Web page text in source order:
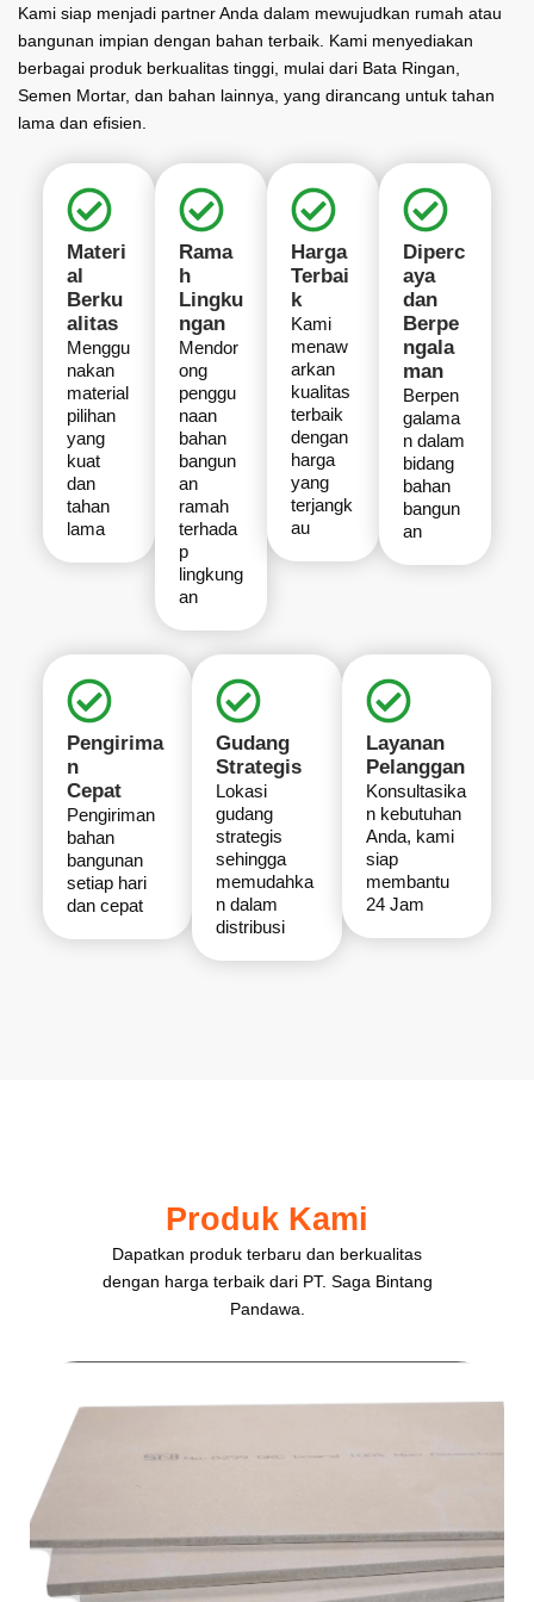
Kami siap menjadi partner Anda dalam mewujudkan rumah atau
bangunan impian dengan bahan terbaik. Kami menyediakan
berbagai produk berkualitas tinggi, mulai dari Bata Ringan,
Semen Mortar, dan bahan lainnya, yang dirancang untuk tahan
lama dan efisien.
Materi
al
Berku
alitas
Menggu
nakan
material
pilihan
yang
kuat
dan
tahan
lama
Rama
h
Lingku
ngan
Mendor
ong
penggu
naan
bahan
bangun
an
ramah
terhada
p
lingkung
an
Harga
Terbai
k
Kami
menaw
arkan
kualitas
terbaik
dengan
harga
yang
terjangk
au
Diperc
aya
dan
Berpe
ngala
man
Berpen
galama
n dalam
bidang
bahan
bangun
an
Pengirima
n
Cepat
Pengiriman
bahan
bangunan
setiap hari
dan cepat
Gudang
Strategis
Lokasi
gudang
strategis
sehingga
memudahka
n dalam
distribusi
Layanan
Pelanggan
Konsultasika
n kebutuhan
Anda, kami
siap
membantu
24 Jam
Produk Kami
Dapatkan produk terbaru dan berkualitas
dengan harga terbaik dari PT. Saga Bintang
Pandawa.